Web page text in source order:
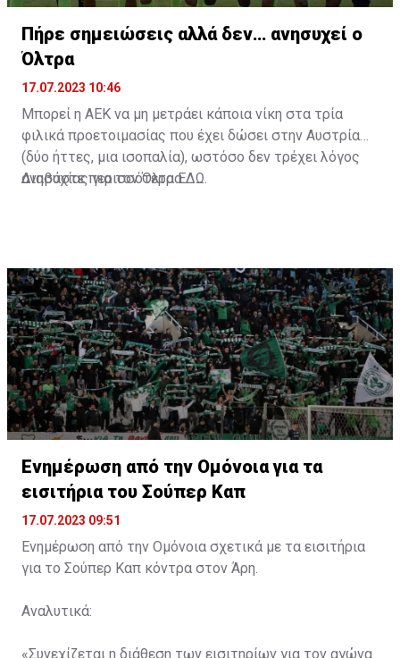
Πήρε σημειώσεις αλλά δεν… ανησυχεί ο
Όλτρα
17.07.2023 10:46
Μπορεί η ΑΕΚ να μη μετράει κάποια νίκη στα τρία
φιλικά προετοιμασίας που έχει δώσει στην Αυστρία
(δύο ήττες, μια ισοπαλία), ωστόσο δεν τρέχει λόγος
ανησυχίας για τον Όλτρα.
Διαβάστε περισσότεραΕΔΩ
Ενημέρωση από την Ομόνοια για τα
εισιτήρια του Σούπερ Καπ
17.07.2023 09:51
Ενημέρωση από την Ομόνοια σχετικά με τα εισιτήρια
για το Σούπερ Καπ κόντρα στον Άρη.
Αναλυτικά:
«Συνεχίζεται η διάθεση των εισιτηρίων για τον αγώνα